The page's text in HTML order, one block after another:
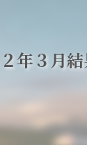
２年３